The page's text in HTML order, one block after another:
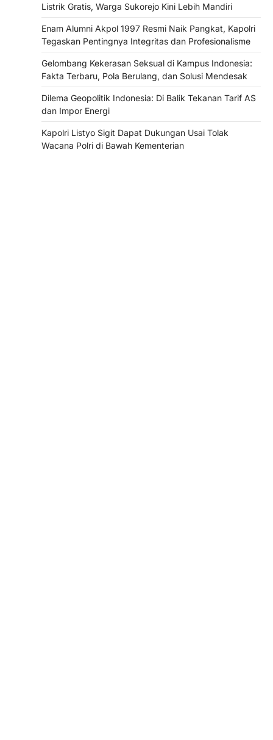
Listrik Gratis, Warga Sukorejo Kini Lebih Mandiri
Enam Alumni Akpol 1997 Resmi Naik Pangkat, Kapolri
Tegaskan Pentingnya Integritas dan Profesionalisme
Gelombang Kekerasan Seksual di Kampus Indonesia:
Fakta Terbaru, Pola Berulang, dan Solusi Mendesak
Dilema Geopolitik Indonesia: Di Balik Tekanan Tarif AS
dan Impor Energi
Kapolri Listyo Sigit Dapat Dukungan Usai Tolak
Wacana Polri di Bawah Kementerian